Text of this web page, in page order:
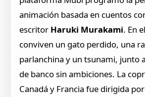
animación basada en cuentos
escritor Haruki Murakami. En
conviven un gato perdido, una
parlanchina y un tsunami, junto
de banco sin ambiciones. La
Canadá y Francia fue dirigida por